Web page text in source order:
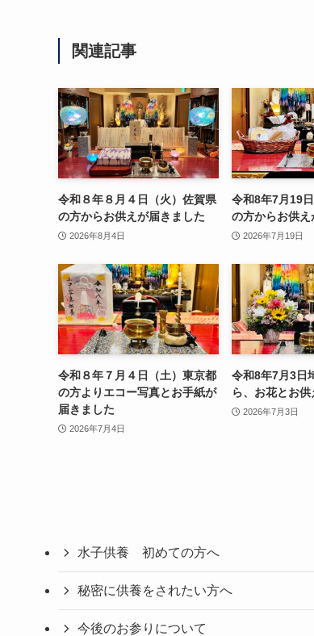
関連記事
令和８年８月４日（火）佐賀県
の方からお供えが届きました
2026年8月4日
令和8年7月19
の方からお供え
2026年7月19日
令和８年７月４日（土）東京都
の方よりエコー写真とお手紙が
届きました
2026年7月4日
令和8年7月3日
ら、お花とお
2026年7月3日
水子供養 初めての方へ
秘密に供養をされたい方へ
今後のお参りについて